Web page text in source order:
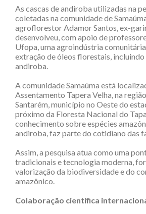
As cascas de andiroba utilizadas na
coletadas na comunidade de
agroflorestor Adamor Santos, ex-
desenvolveu, com apoio de
Ufopa, uma agroindústria
extração de óleos florestais, incluindo
andiroba.
A comunidade Samaúma está
Assentamento Tapera Velha, na
Santarém, município no Oeste do
próximo da Floresta Nacional do
conhecimento sobre espécies
andiroba, faz parte do cotidiano das
Assim, a pesquisa atua como uma
tradicionais e tecnologia moderna,
valorização da biodiversidade e do
amazônico.
Colaboração científica